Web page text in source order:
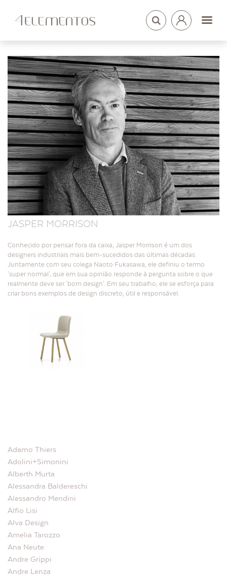
JASPER MORRISON
Conhecido por pensar fora da caixa, Jasper Morrison é um dos
designers industriais mais bem-sucedidos das últimas décadas.
Juntamente com seu colega Naoto Fukasawa, ele definiu o termo
'super normal', que em sua opinião responde à pergunta sobre o que
realmente deve ser 'bom design'. Em seu trabalho, ele se esforça para
criar bons exemplos de design discreto, útil e responsável.
Adamo Thiers
Adolini+Simonini
Alberth Murta
Alessandra Baldereschi
Alessandro Mendini
Alfio Lisi
Alva Design
Amelia Tarozzo
Ana Neute
Andre Grippi
Andre Lenza
LOGIN
ARQUITETOS